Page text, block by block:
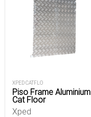
XPED CATFLO
Piso Frame Aluminium
Cat Floor
Xped